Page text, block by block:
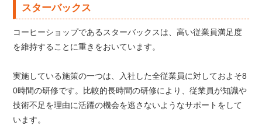
スターバックス
コーヒーショップであるスターバックスは、高い従業員満足度
を維持することに重きをおいています。
実施している施策の一つは、入社した全従業員に対しておよそ8
0時間の研修です。比較的長時間の研修により、従業員が知識や
技術不足を理由に活躍の機会を逃さないようなサポートをして
います。